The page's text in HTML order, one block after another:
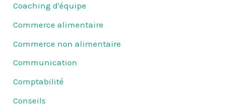
Coaching d'équipe
Commerce alimentaire
Commerce non alimentaire
Communication
Comptabilité
Conseils